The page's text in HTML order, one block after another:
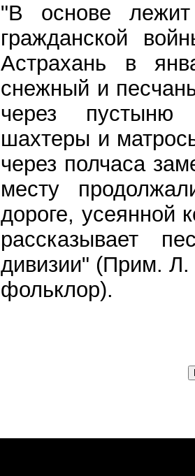
"В основе лежит
гражданской
Астрахань в
снежный и
через пустыню
шахтеры и
через полчаса
месту
дороге, усеянной
рассказывает
дивизии" (Прим. Л.
фольклор).